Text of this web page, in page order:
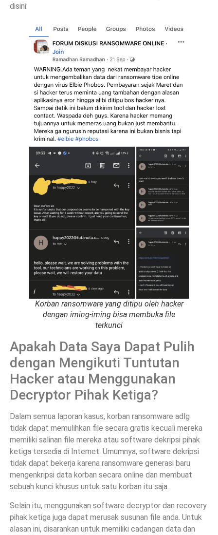
disini:
Korban ransomware yang ditipu oleh hacker
dengan iming-iming bisa membuka file
terkunci
Apakah Data Saya Dapat Pulih
dengan Mengikuti Tuntutan
Hacker atau Menggunakan
Decryptor Pihak Ketiga?
Dalam semua laporan kasus, korban ransomware adlg
tidak dapat memulihkan file secara gratis kecuali mereka
memiliki salinan file mereka atau software dekripsi pihak
ketiga tersedia di Internet. Umumnya, software dekripsi
tidak dapat bekerja karena ransomware generasi baru
mengenkripsi data korban secara online dan membuat
sebuah kunci khusus untuk satu korban itu saja.
Selain itu, menggunakan software decryptor dan recovery
pihak ketiga juga dapat merusak susunan file anda. Untuk
alasan ini, disarankan untuk memiliki cadangan data dan